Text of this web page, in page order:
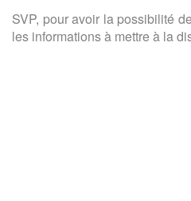
SVP, pour avoir la possibilité
les informations à mettre à la